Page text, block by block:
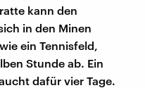
kann den
in den Minen
ein Tennisfeld,
Stunde ab. Ein
dafür vier Tage.